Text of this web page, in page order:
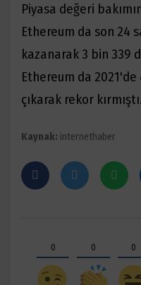
Piyasa değeri
Ethereum da son 24
kazanarak 3 bin 339
Ethereum da
çıkarak rekor kırmıştı.
Kaynak: internethaber
0 0 0